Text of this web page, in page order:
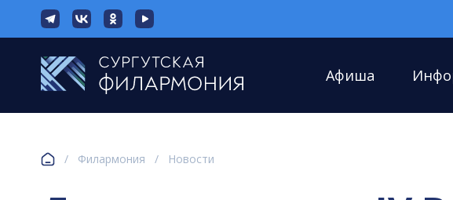
Афиша
/ Филармония / Новости